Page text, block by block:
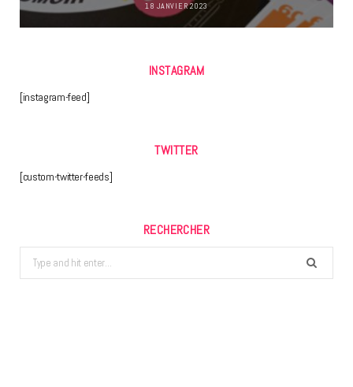
18 JANVIER 2023
INSTAGRAM
[instagram-feed]
TWITTER
[custom-twitter-feeds]
RECHERCHER
Search
for: